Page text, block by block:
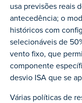
usa previsões reais
antecedência; o
históricos com
selecionáveis de
vento fixo, que
componente
desvio ISA que se
Várias políticas de